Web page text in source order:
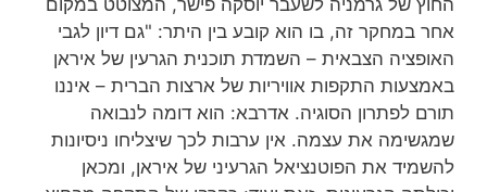
החוץ של גרמניה לשעבר יוסקה פישר, המצוטט במקום
אחר במחקר זה, בו הוא קובע בין היתר: "גם דיון לגבי
האופציה הצבאית – השמדת תוכנית הגרעין של איראן
באמצעות התקפות אוויריות של ארצות הברית – איננו
תורם לפתרון הסוגיה. אדרבא: הוא דומה לנבואה
שמגשימה את עצמה. אין ערבות לכך שיצליחו ניסיונות
להשמיד את הפוטנציאל הגרעיני של איראן, ומכאן